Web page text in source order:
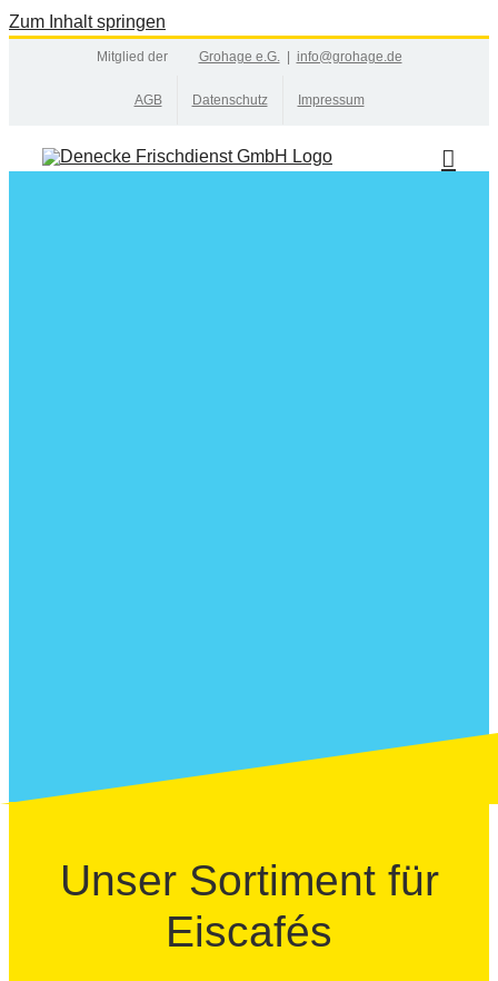
Zum Inhalt springen
Mitglied der Grohage e.G. info@grohage.de
AGB Datenschutz Impressum
Unser Sortiment für
Eiscafés